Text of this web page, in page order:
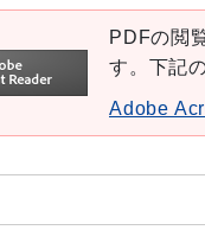
PDFの閲
す。下記
Adobe